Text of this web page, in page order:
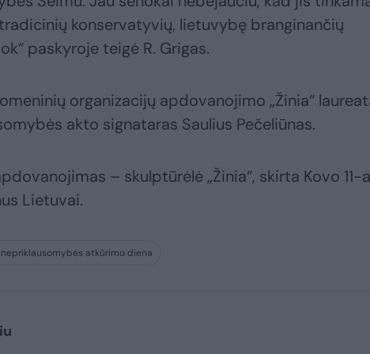
konservatyvių, lietuvybę branginančių
paskyroje teigė R. Grigas.
organizacijų apdovanojimo „Žinia“
akto signataras Saulius Pečeliūnas.
– skulptūrėlė „Žinia“, skirta Kovo 11-
Lietuvai.
atkūrimo diena